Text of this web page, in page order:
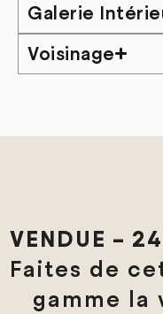
Galerie
Voisinage
VENDUE –
Faites de
gamme la